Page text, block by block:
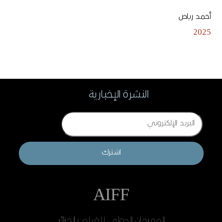
أحمد رياض
2025
النشرة الإخبارية
Email
اشترك
AIFF